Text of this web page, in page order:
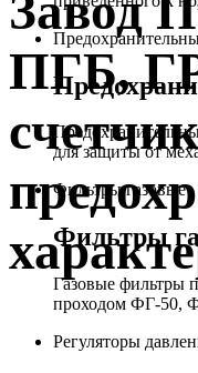
для защиты от
Фильтры газовые
Фильтры
Газовые фильтры
проходом ФГ-50,
Регуляторы
Завод
ПГБ,